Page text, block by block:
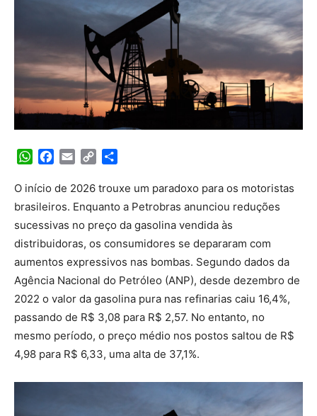
WhatsApp
Facebook
Email Copy
O início de 2026 trouxe um paradoxo para os motoristas
brasileiros. Enquanto a Petrobras anunciou reduções
sucessivas no preço da gasolina vendida às
distribuidoras, os consumidores se depararam com
aumentos expressivos nas bombas. Segundo dados da
Agência Nacional do Petróleo (ANP), desde dezembro de
2022 o valor da gasolina pura nas refinarias caiu 16,4%,
passando de R$ 3,08 para R$ 2,57. No entanto, no
mesmo período, o preço médio nos postos saltou de R$
4,98 para R$ 6,33, uma alta de 37,1%.